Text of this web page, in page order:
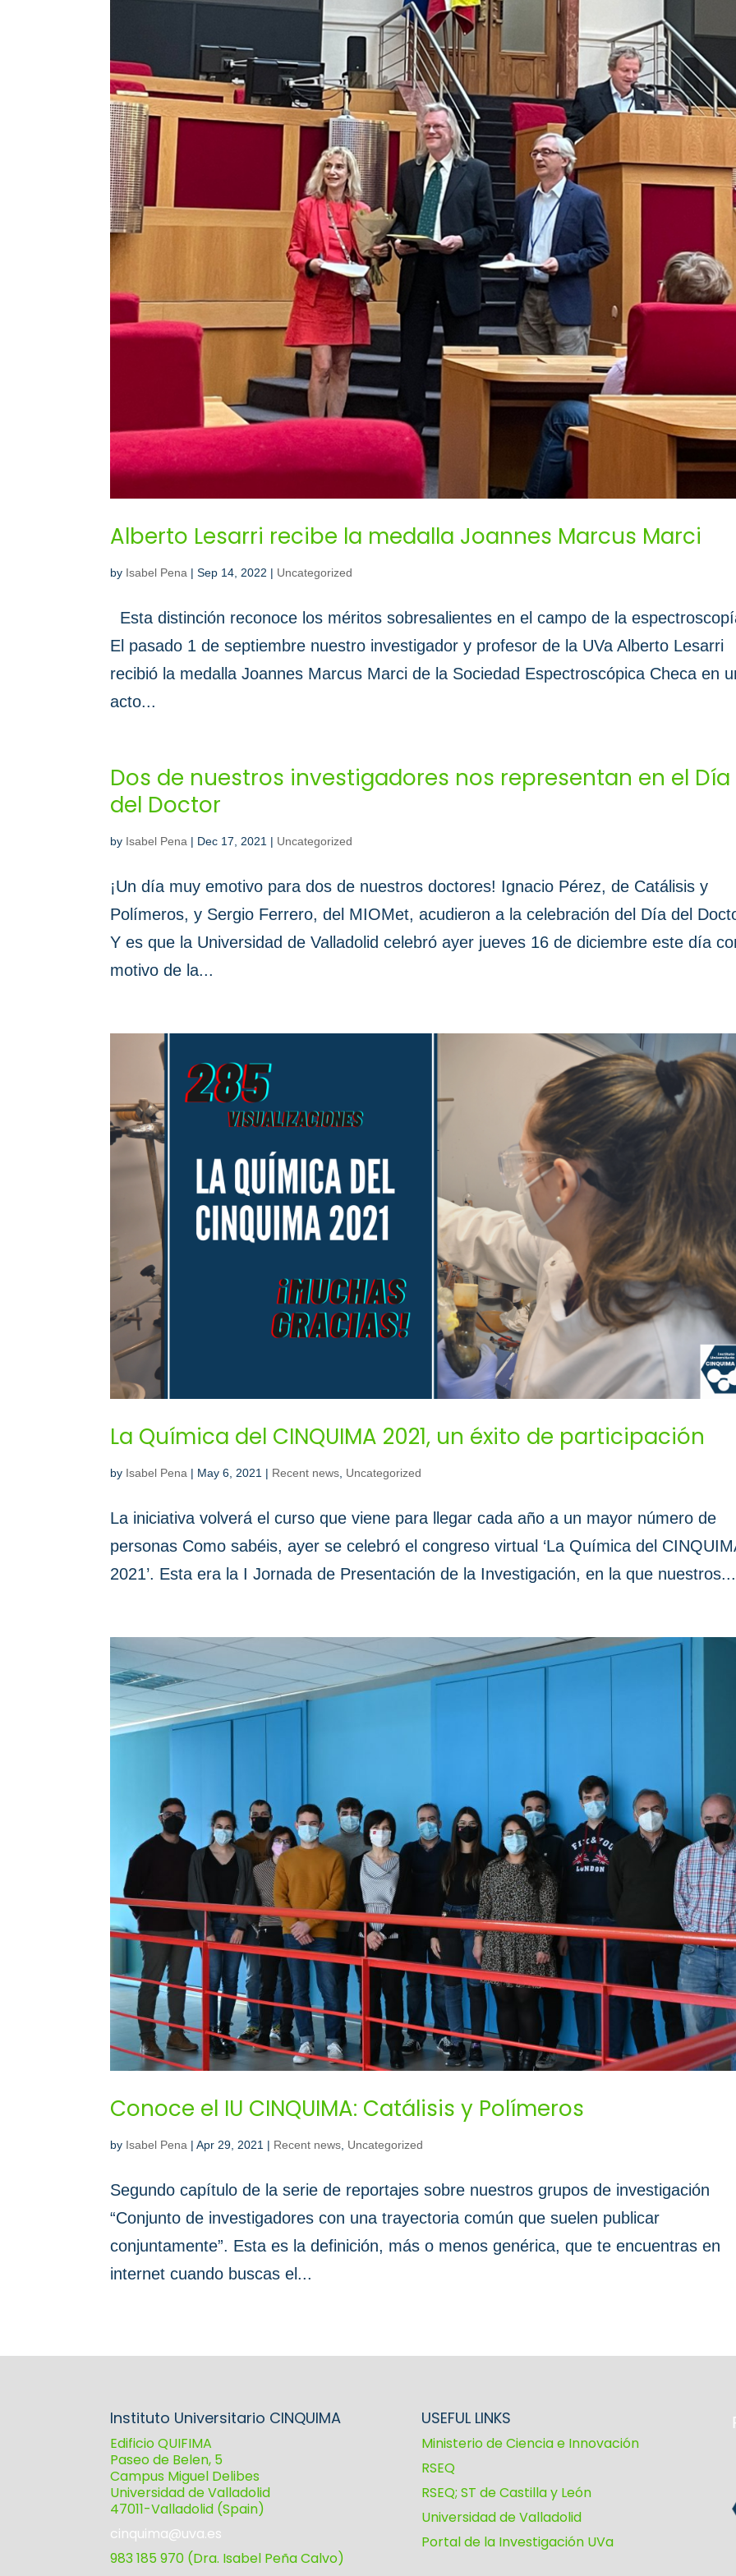
Alberto Lesarri recibe la medalla Joannes Marcus Marci
by Isabel Pena |Sep 14, 2022 | Uncategorized
Esta distinción reconoce los méritos sobresalientes en el campo de la
El pasado 1 de septiembre nuestro investigador y profesor de la UVa Alberto Lesarri
recibió la medalla Joannes Marcus Marci de la Sociedad Espectroscópica Checa en
acto...
Dos de nuestros investigadores nos representan en el Día
del Doctor
by Isabel Pena | Dec 17, 2021 | Uncategorized
¡Un día muy emotivo para dos de nuestros doctores! Ignacio Pérez, de Catálisis y
Polímeros, y Sergio Ferrero, del MIOMet, acudieron a la celebración del Día del
Y es que la Universidad de Valladolid celebró ayer jueves 16 de diciembre este día
motivo de la...
La Química del CINQUIMA 2021, un éxito de participación
by Isabel Pena | May 6, 2021 | Recent news, Uncategorized
La iniciativa volverá el curso que viene para llegar cada año a un mayor número de
personas Como sabéis, ayer se celebró el congreso virtual ‘La Química del
2021’. Esta era la I Jornada de Presentación de la Investigación, en la que nuestros...
Conoce el IU CINQUIMA: Catálisis y Polímeros
by Isabel Pena |Apr 29, 2021 | Recent news Uncategorized
Segundo capítulo de la serie de reportajes sobre nuestros grupos de investigación
“Conjunto de investigadores con una trayectoria común que suelen publicar
conjuntamente”. Esta es la definición, más o menos genérica, que te encuentras en
internet cuando buscas el...
Instituto Universitario CINQUIMA
Edificio QUIFIMA
Paseo de Belen, 5
Campus Miguel Delibes
Universidad de Valladolid
47011-Valladolid (Spain)
cinquima@uva.es
983 185 970 (Dra. Isabel Peña Calvo)
USEFUL LINKS
Ministerio de Ciencia e Innovación
RSEQ
RSEQ; ST de Castilla y León
Universidad de Valladolid
Portal de la Investigación UVa